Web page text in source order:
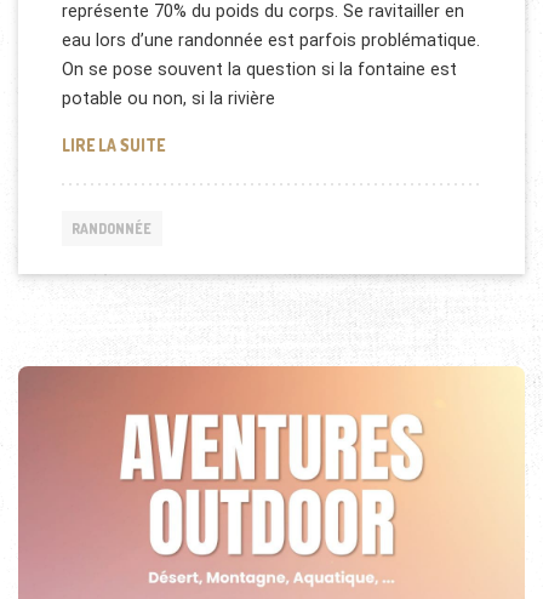
représente 70% du poids du corps. Se ravitailler en
eau lors d’une randonnée est parfois problématique.
On se pose souvent la question si la fontaine est
potable ou non, si la rivière
LIRE LA SUITECOMMENT RENDRE L’EAU POTABLE EN RANDONNÉE
RANDONNÉE